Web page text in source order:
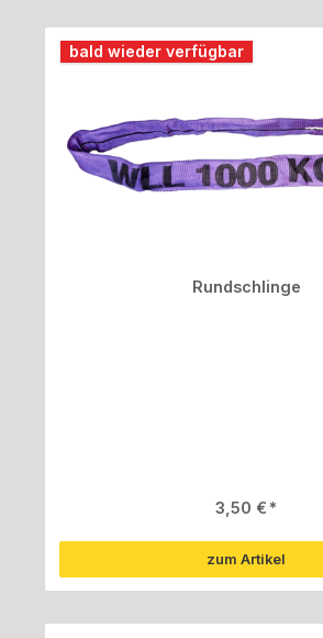
bald wieder verfügbar
Rundschlinge
Regulärer Preis:
3,50 €
zum Artikel